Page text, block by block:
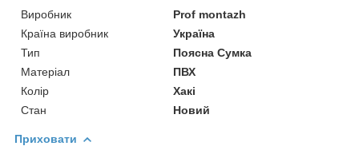
Виробник
Prof montazh
Країна виробник
Україна
Тип
Поясна Сумка
Матеріал
ПВХ
Колір
Хакі
Стан
Новий
Приховати